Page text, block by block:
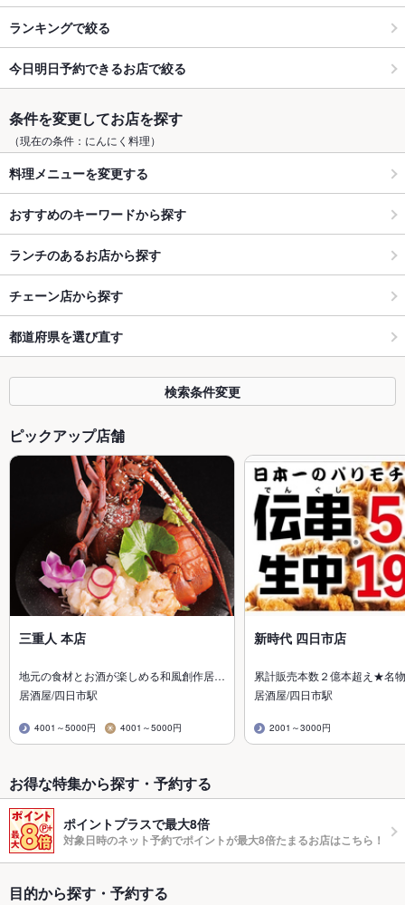
ランキングで絞る
今日明日予約できるお店で絞る
条件を変更してお店を探す
（現在の条件：にんにく料理）
料理メニューを変更する
おすすめのキーワードから探す
ランチのあるお店から探す
チェーン店から探す
都道府県を選び直す
検索条件変更
ピックアップ店舗
三重人 本店
地元の食材とお酒が楽しめる和風創作居…
居酒屋/四日市駅
4001～5000円 4001～5000円
新時代 四日市店
累計販売本数２億本超え★名
居酒屋/四日市駅
2001～3000円
お得な特集から探す・予約する
ポイントプラスで最大8倍
対象日時のネット予約でポイントが最大8倍たまるお店はこちら！
目的から探す・予約する